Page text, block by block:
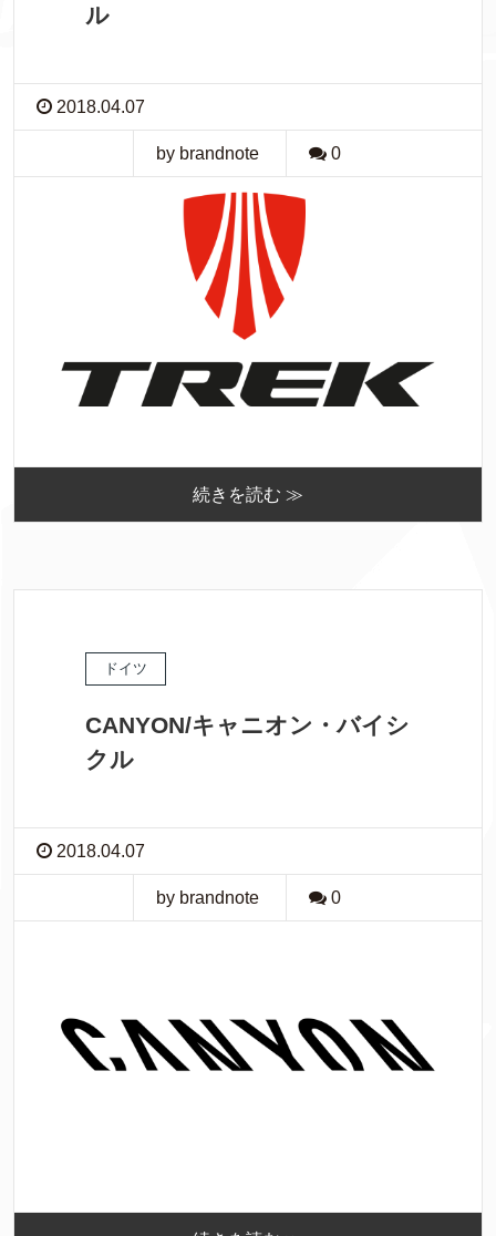
ル
2018.04.07
by brandnote 0
続きを読む ≫
ドイツ
CANYON/キャニオン・バイシ
クル
2018.04.07
by brandnote 0